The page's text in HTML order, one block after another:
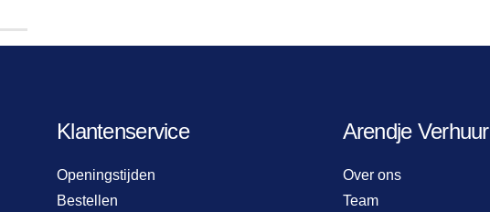
Klantenservice
Openingstijden
Bestellen
Arendje Verhuur
Over ons
Team